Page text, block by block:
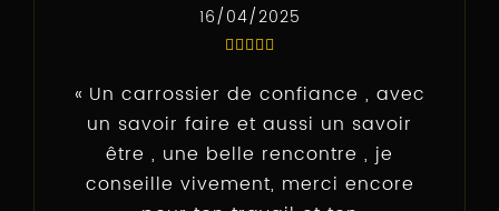
16/04/2025
Un carrossier de confiance , avec
un savoir faire et aussi un savoir
être , une belle rencontre , je
conseille vivement, merci encore